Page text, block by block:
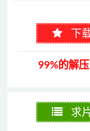
下
99%的解
求